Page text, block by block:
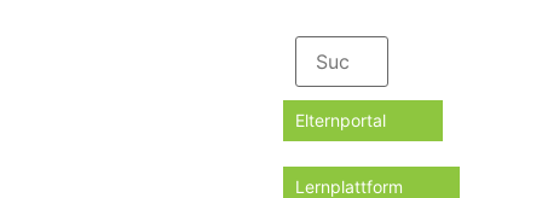
Elternportal
Lernplattform